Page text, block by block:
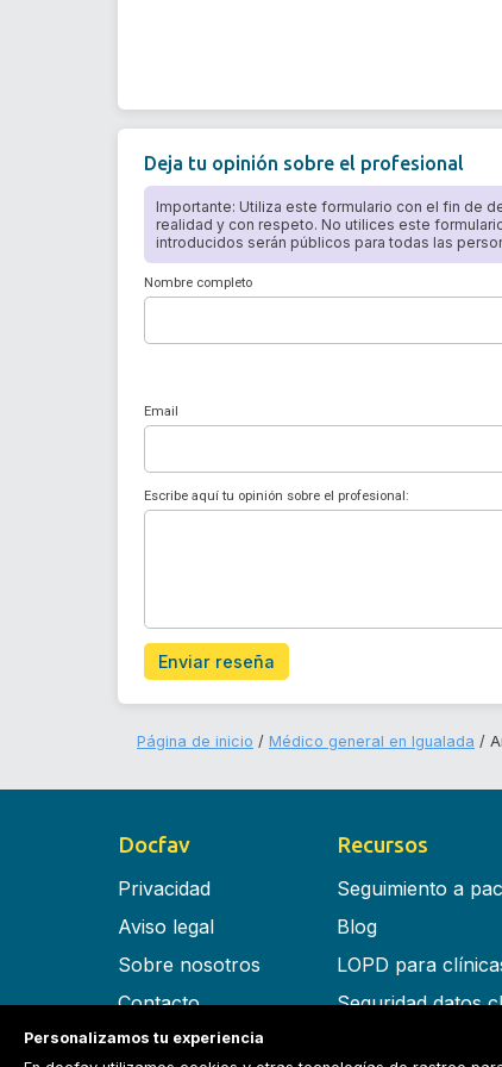
Deja tu opinión sobre el profesional
Importante: Utiliza este formulario con el fin de
realidad y con respeto. No utilices este
introducidos serán públicos para todas las
Nombre completo
Email
Escribe aquí tu opinión sobre el profesional:
Enviar reseña
Página de inicio Médico general en Igualada
Docfav
Privacidad
Aviso legal
Sobre nosotros
Contacto
Términos y condiciones
Recursos
Seguimiento a
Blog
LOPD para
Seguridad datos
Personalizamos tu experiencia